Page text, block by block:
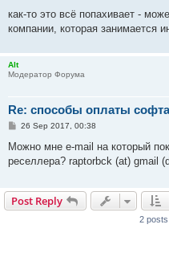
как-то это всё попахивает -
компании, которая занимается
Alt
Модератор Форума
Re: способы оплаты
P
s
26 Sep 2017, 00:38
Можно мне e-mail на который
реселлера? raptorbck (at) gmail
Post Reply
2 posts